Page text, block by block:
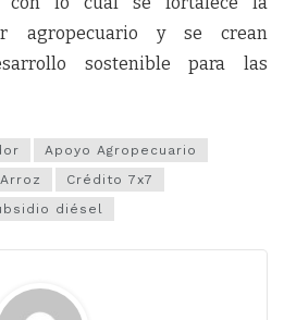
agropecuario y se crean
sostenible para las
Apoyo Agropecuario
Crédito 7x7
diésel